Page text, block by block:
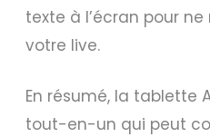
texte à l’écran pour
votre live.
En résumé, la tablette
tout-en-un qui peut